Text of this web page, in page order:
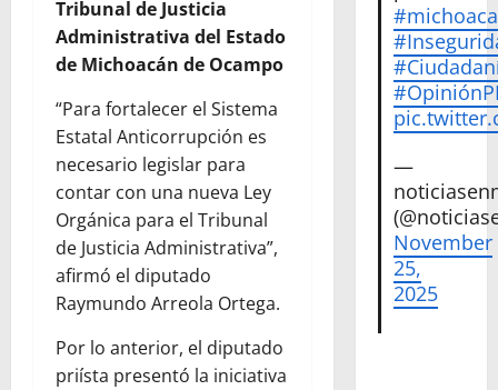
Tribunal de Justicia
Administrativa del Estado
de Michoacán de Ocampo
“Para fortalecer el Sistema
Estatal Anticorrupción es
necesario legislar para
contar con una nueva Ley
Orgánica para el Tribunal
de Justicia Administrativa”,
afirmó el diputado
Raymundo Arreola Ortega.
Por lo anterior, el diputado
priísta presentó la iniciativa
—
November
25,
2025